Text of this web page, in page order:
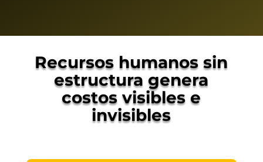
Recursos humanos sin
estructura genera
costos visibles e
invisibles